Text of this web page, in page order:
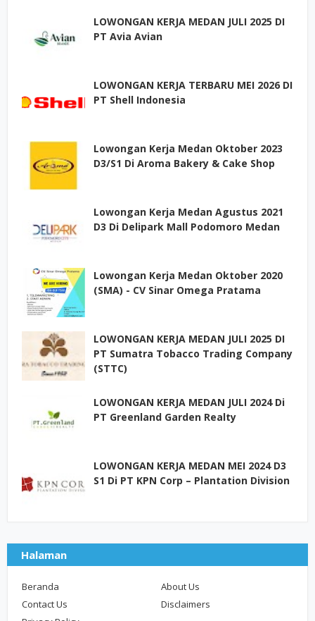
LOWONGAN KERJA MEDAN JULI 2025 DI
PT Avia Avian
LOWONGAN KERJA TERBARU MEI 2026 DI
PT Shell Indonesia
Lowongan Kerja Medan Oktober 2023
D3/S1 Di Aroma Bakery & Cake Shop
Lowongan Kerja Medan Agustus 2021
D3 Di Delipark Mall Podomoro Medan
Lowongan Kerja Medan Oktober 2020
(SMA) - CV Sinar Omega Pratama
LOWONGAN KERJA MEDAN JULI 2025 DI
PT Sumatra Tobacco Trading Company
(STTC)
LOWONGAN KERJA MEDAN JULI 2024 Di
PT Greenland Garden Realty
LOWONGAN KERJA MEDAN MEI 2024 D3
S1 Di PT KPN Corp – Plantation Division
Halaman
Beranda
About Us
Contact Us
Disclaimers